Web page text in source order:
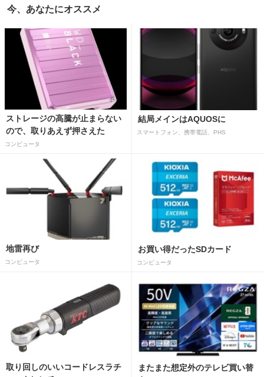
今、あなたにオススメ
ストレージの高騰が止まらない
ので、取りあえず押さえた
コンピュータ
結局メインはAQUOSに
スマートフォン、携帯電話、PHS
地雷再び
コンピュータ
お買い得だったSDカード
コンピュータ
取り回しのいいコードレスラチ
またまた想定外のテレビ買い替